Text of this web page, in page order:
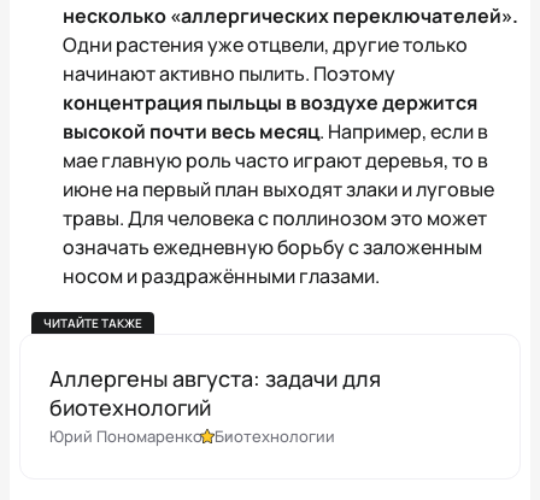
несколько «аллергических переключателей».
Одни растения уже отцвели, другие только
начинают активно пылить. Поэтому
концентрация пыльцы в воздухе держится
высокой почти весь месяц. Например, если в
мае главную роль часто играют деревья, то в
июне на первый план выходят злаки и луговые
травы. Для человека с поллинозом это может
означать ежедневную борьбу с заложенным
носом и раздражёнными глазами.
ЧИТАЙТЕ ТАКЖЕ
Аллергены августа: задачи для
биотехнологий
Юрий Пономаренко Биотехнологии